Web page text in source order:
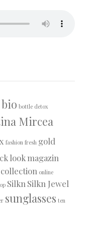
bio bottle detox
Mircea
fashion fresh gold
lookmagazin
online
Silkn Silkn Jewel
sunglasses ten